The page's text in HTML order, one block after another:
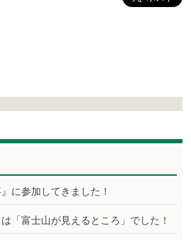
に参加してきました！
「富士山が見えるところ」でした！